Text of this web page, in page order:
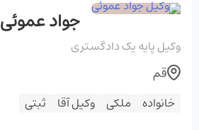
جواد عموئی
وکیل پایه یک دادگستری
خانواده ملکی وکیل آقا ثبتی
قم